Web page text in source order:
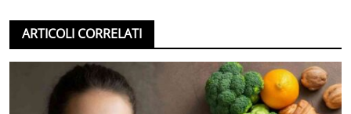
ARTICOLI CORRELATI